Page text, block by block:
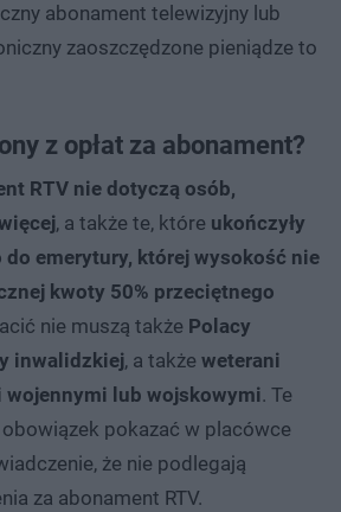
abonament telewizyjny lub
zaoszczędzone pieniądze to
z opłat za abonament?
RTV nie dotyczą osób,
, a także te, które ukończyły
do emerytury, której wysokość nie
kwoty 50% przeciętnego
nie muszą także Polacy
inwalidzkiej, a także weterani
wojennymi lub wojskowymi. Te
pokazać w placówce
że nie podlegają
za abonament RTV.